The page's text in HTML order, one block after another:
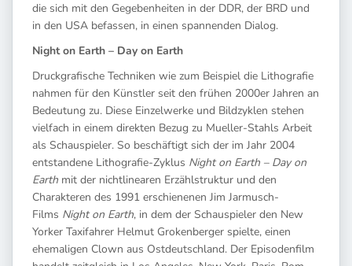
die sich mit den Gegebenheiten in der DDR, der BRD und
in den USA befassen, in einen spannenden Dialog.
Night on Earth – Day on Earth
Druckgrafische Techniken wie zum Beispiel die Lithografie
nahmen für den Künstler seit den frühen 2000er Jahren an
Bedeutung zu. Diese Einzelwerke und Bildzyklen stehen
vielfach in einem direkten Bezug zu Mueller-Stahls Arbeit
als Schauspieler. So beschäftigt sich der im Jahr 2004
entstandene Lithografie-Zyklus Night on Earth – Day on
Earth mit der nichtlinearen Erzählstruktur und den
Charakteren des 1991 erschienenen Jim Jarmusch-
Films Night on Earth, in dem der Schauspieler den New
Yorker Taxifahrer Helmut Grokenberger spielte, einen
ehemaligen Clown aus Ostdeutschland. Der Episodenfilm